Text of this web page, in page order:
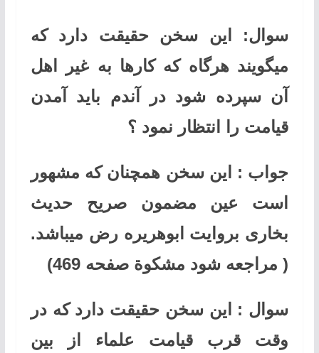
سوال: این سخن حقیقت دارد که
میگویند هرگاه که کارها به غیر اهل
آن سپرده شود در آندم باید آمدن
قیامت را انتظار نمود ؟
جواب : این سخن همچنان که مشهور
است عین مضمون صریح حدیث
بخاری بروایت ابوهریره رض میباشد.
( مراجعه شود مشکوة صفحه 469)
سوال : این سخن حقیقت دارد که در
وقت قرب قیامت علماء از بین